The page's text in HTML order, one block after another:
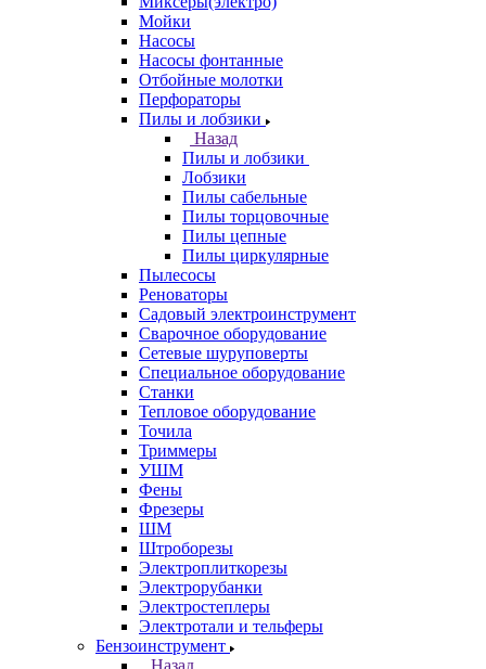
Мойки
Насосы
Насосы фонтанные
Отбойные молотки
Перфораторы
Пилы и лобзики
Назад
Пилы и лобзики
Лобзики
Пилы сабельные
Пилы торцовочные
Пилы цепные
Пилы циркулярные
Пылесосы
Реноваторы
Садовый электроинструмент
Сварочное оборудование
Сетевые шуруповерты
Специальное оборудование
Станки
Тепловое оборудование
Точила
Триммеры
УШМ
Фены
Фрезеры
ШМ
Штроборезы
Электроплиткорезы
Электрорубанки
Электростеплеры
Электротали и тельферы
Бензоинструмент
Назад